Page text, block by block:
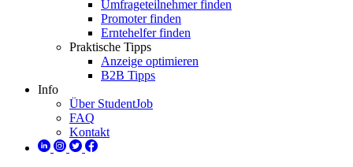
Umfrageteilnehmer finden
Promoter finden
Erntehelfer finden
Praktische Tipps
Anzeige optimieren
B2B Tipps
Info
Über StudentJob
FAQ
Kontakt